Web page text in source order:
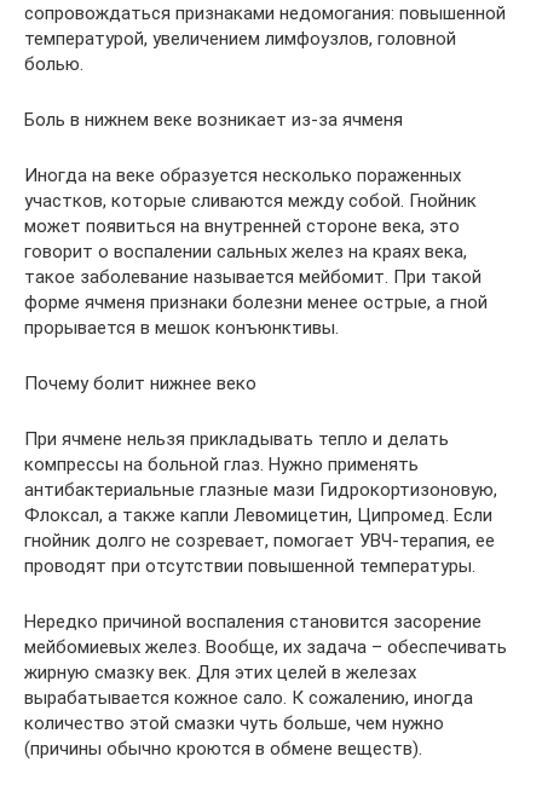
сопровождаться признаками недомогания: повышенной
температурой, увеличением лимфоузлов, головной
болью.
Боль в нижнем веке возникает из-за ячменя
Иногда на веке образуется несколько пораженных
участков, которые сливаются между собой. Гнойник
может появиться на внутренней стороне века, это
говорит о воспалении сальных желез на краях века,
такое заболевание называется мейбомит. При такой
форме ячменя признаки болезни менее острые, а гной
прорывается в мешок конъюнктивы.
Почему болит нижнее веко
При ячмене нельзя прикладывать тепло и делать
компрессы на больной глаз. Нужно применять
антибактериальные глазные мази Гидрокортизоновую,
Флоксал, а также капли Левомицетин, Ципромед. Если
гнойник долго не созревает, помогает УВЧ-терапия, ее
проводят при отсутствии повышенной температуры.
Нередко причиной воспаления становится засорение
мейбомиевых желез. Вообще, их задача – обеспечивать
жирную смазку век. Для этих целей в железах
вырабатывается кожное сало. К сожалению, иногда
количество этой смазки чуть больше, чем нужно
(причины обычно кроются в обмене веществ).